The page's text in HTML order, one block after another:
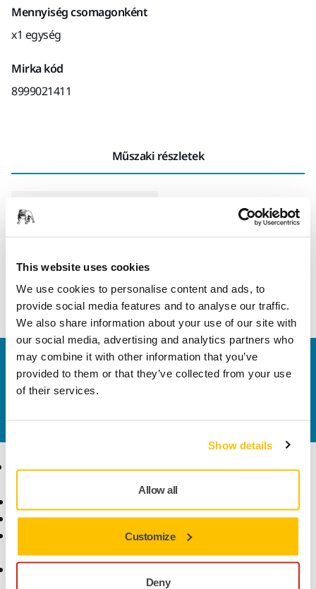
This website uses cookies
We use cookies to personalise content and ads, to
provide social media features and to analyse our traffic.
We also share information about your use of our site with
our social media, advertising and analytics partners who
may combine it with other information that you’ve
provided to them or that they’ve collected from your use
of their services.
Show details
Allow all
Customize
Deny
Mennyiség csomagonként
x1 egység
Mirka kód
8999021411
Műszaki részletek
Hossz
Vegye fel velünk a kapcsolatot
Szeretne többet tudni? Kérjük, vegye fel velünk a
Termékek
Pormentes csiszolás
polírpaszták
Kiegészítők és
Tudásbázis
Alkalmazások
Megoldások